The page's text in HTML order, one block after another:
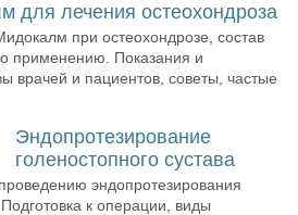
для лечения остеохондроза
при остеохондрозе, состав
применению. Показания и
врачей и пациентов, советы, частые
Эндопротезирование
голеностопного сустава
эндопротезирования
к операции, виды